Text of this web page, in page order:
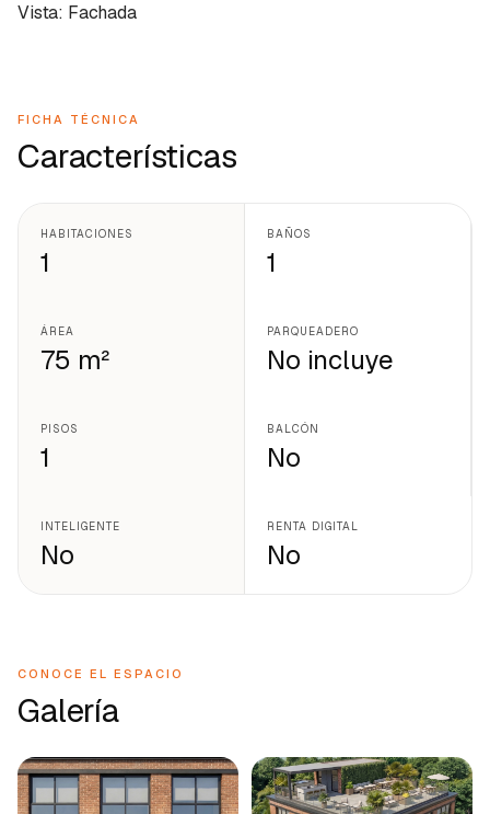
Vista: Fachada
FICHA TÉCNICA
Características
HABITACIONES
1
BAÑOS
1
ÁREA
75 m²
PARQUEADERO
No incluye
PISOS
1
BALCÓN
No
INTELIGENTE
No
RENTA DIGITAL
No
CONOCE EL ESPACIO
Galería